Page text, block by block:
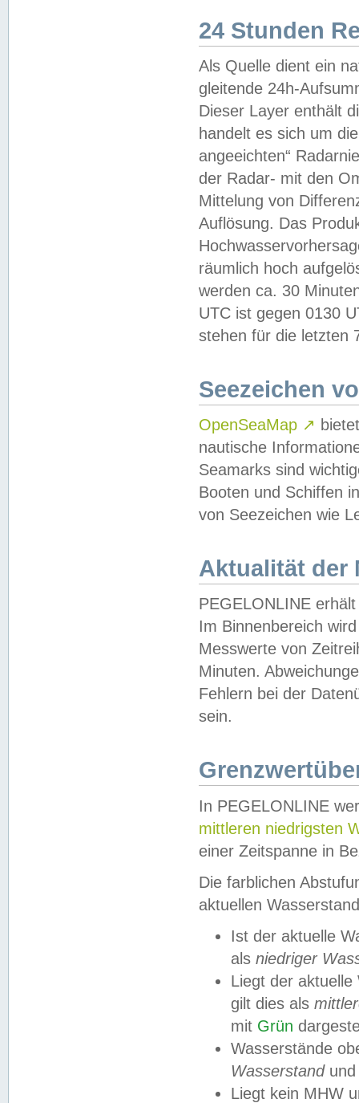
24 Stunden
Als Quelle dient ein
gleitende 24h-
Dieser Layer enthält
handelt es sich um
angeeichten“
der Radar- mit den
Mittelung von
Auflösung. Das
räumlich hoch
werden ca. 30
UTC ist gegen 0130
stehen für die letzten
Seezeichen
OpenSeaMap ↗
nautische
Seamarks sind
Booten und Schiffen
von Seezeichen wie
Aktualität der
PEGELONLINE
Im Binnenbereich
Messwerte von
Minuten.
Fehlern bei der
sein.
In PEGELONLINE
mittleren niedrigsten
einer Zeitspanne in
Die farblichen
aktuellen
Ist der aktuelle
als niedriger
Liegt der
gilt dies als
mit Grün
Wasserstände
Wasserstandund
Liegt kein MHW